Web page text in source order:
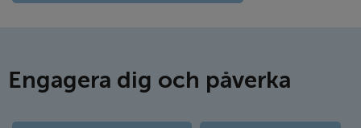
Engagera dig och påverka